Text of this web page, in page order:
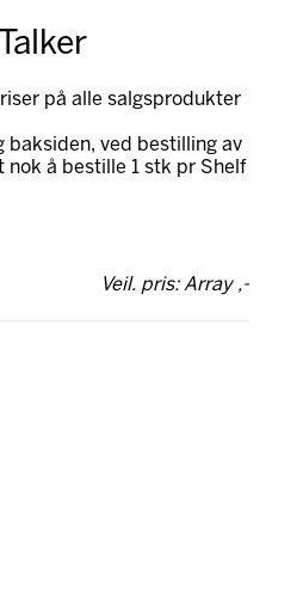
på alle salgsprodukter
baksiden, ved bestilling av
å bestille 1 stk pr Shelf
Veil. pris: Array ,-